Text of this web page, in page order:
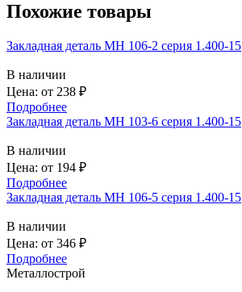
Похожие товары
Закладная деталь МН 106-2 серия 1.400-15
В наличии
Цена: от 238 ₽
Подробнее
Закладная деталь МН 103-6 серия 1.400-15
В наличии
Цена: от 194 ₽
Подробнее
Закладная деталь МН 106-5 серия 1.400-15
В наличии
Цена: от 346 ₽
Подробнее
Металлострой